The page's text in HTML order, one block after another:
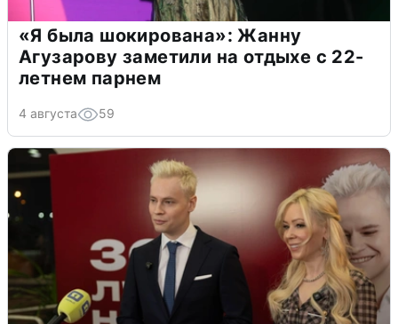
«Я была шокирована»: Жанну
Агузарову заметили на отдыхе с 22-
летнем парнем
4 августа 59